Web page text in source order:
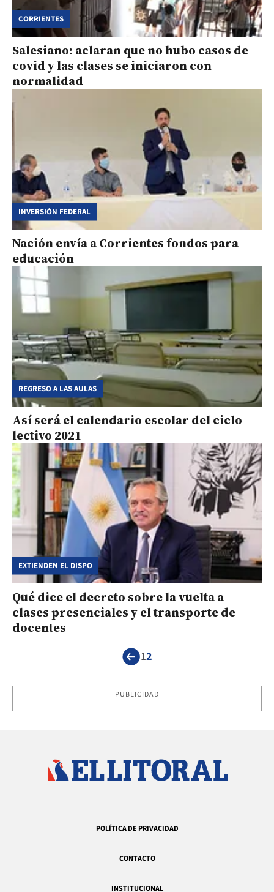
CORRIENTES
Salesiano: aclaran que no hubo casos de
covid y las clases se iniciaron con
normalidad
INVERSIÓN FEDERAL
Nación envía a Corrientes fondos para
educación
REGRESO A LAS AULAS
Así será el calendario escolar del ciclo
lectivo 2021
EXTIENDEN EL DISPO
Qué dice el decreto sobre la vuelta a
clases presenciales y el transporte de
docentes
12
PUBLICIDAD
POLÍTICA DE PRIVACIDAD
CONTACTO
INSTITUCIONAL